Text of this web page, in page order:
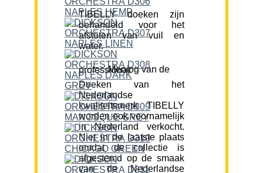
TIBELLY doeken zijn
behandeld voor het
afstoten van vuil en
water.
Mening van de professional:
Doeken van het
Nederlandse
kwaliteitsmerk TIBELLY
worden ook voornamelijk
in Nederland verkocht.
Niet in de laatste plaats
omdat de collectie is
afgestemd op de smaak
van de Nederlandse